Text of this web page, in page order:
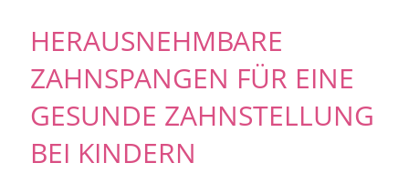
HERAUSNEHMBARE
ZAHNSPANGEN FÜR EINE
GESUNDE ZAHNSTELLUNG
BEI KINDERN